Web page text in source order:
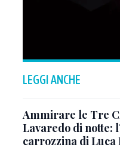
LEGGI ANCHE
Ammirare le Tre
Lavaredo di notte:
carrozzina di Luca